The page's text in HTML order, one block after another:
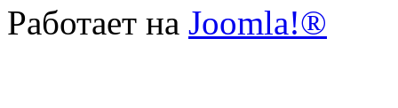
Работает на Joomla!®